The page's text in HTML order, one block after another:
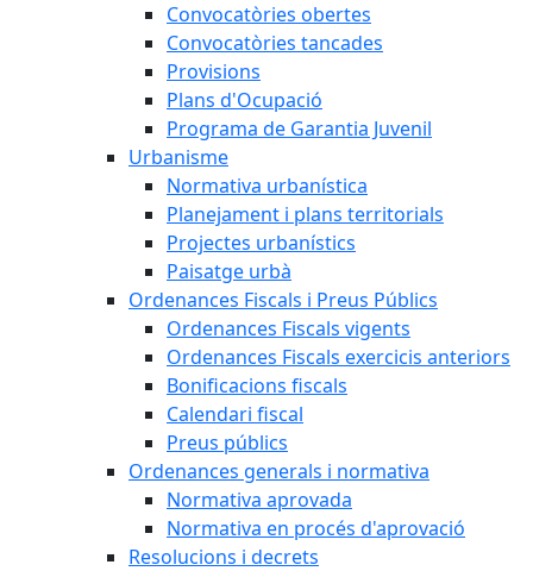
Convocatòries obertes
Convocatòries tancades
Provisions
Plans d'Ocupació
Programa de Garantia Juvenil
Urbanisme
Normativa urbanística
Planejament i plans territorials
Projectes urbanístics
Paisatge urbà
Ordenances Fiscals i Preus Públics
Ordenances Fiscals vigents
Ordenances Fiscals exercicis anteriors
Bonificacions fiscals
Calendari fiscal
Preus públics
Ordenances generals i normativa
Normativa aprovada
Normativa en procés d'aprovació
Resolucions i decrets